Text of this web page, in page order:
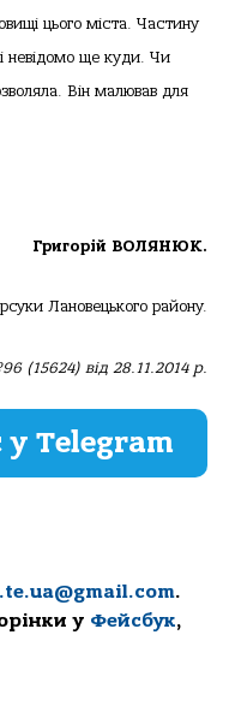
цього міста. Частину
невідомо ще куди. Чи
Він малював для
Григорій ВОЛЯНЮК.
Лановецького району.
(15624) від 28.11.2014 р.
Telegram
.
у Фейсбук,